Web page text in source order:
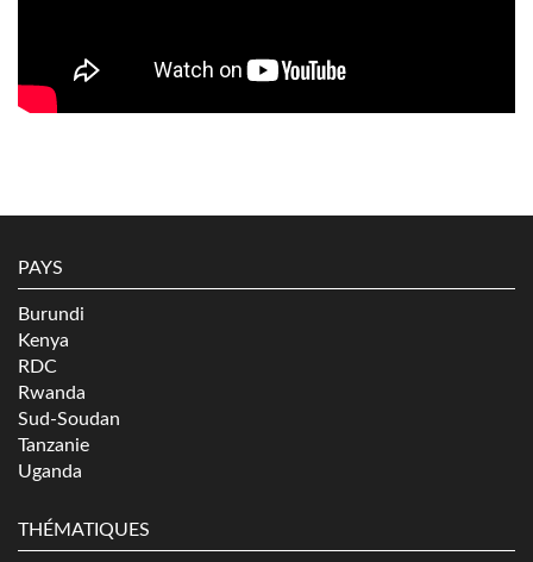
PAYS
Burundi
Kenya
RDC
Rwanda
Sud-Soudan
Tanzanie
Uganda
THÉMATIQUES